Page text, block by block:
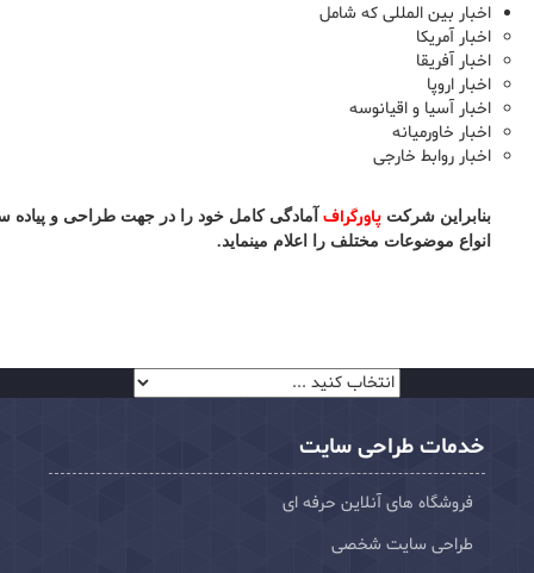
اخبار بین المللی که شامل
اخبار آمریکا
اخبار آفریقا
اخبار اروپا
اخبار آسیا و اقیانوسه
اخبار خاورمیانه
اخبار روابط خارجی
بنابراین شرکتپاورگراف آمادگی کامل خود را در جهت طراحی و
انواع موضوعات مختلف را اعلام مینماید.
خدمات طراحی سایت
فروشگاه های آنلاین حرفه ای
طراحی سایت شخصی